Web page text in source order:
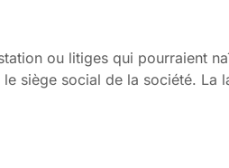
ou litiges qui pourraient
siège social de la société. La